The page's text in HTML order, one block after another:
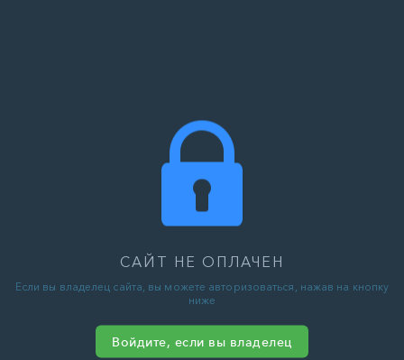
САЙТ НЕ ОПЛАЧЕН
Если вы владелец сайта, вы можете авторизоваться, нажав на кнопку
ниже
Войдите, если вы владелец